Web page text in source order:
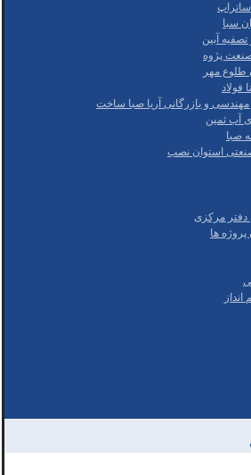
سبا
آبین
پژوه
مهر
و بازرگانی آریا صبا ساخت
آب ثمین
صبا
استوان نصب
دفتر مرکزی
پروژه ها